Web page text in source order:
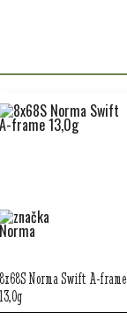
8x68S Norma Swift A-frame
13,0g